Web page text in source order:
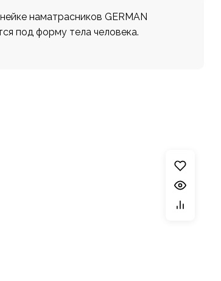
наматрасников GERMAN
под форму тела человека.